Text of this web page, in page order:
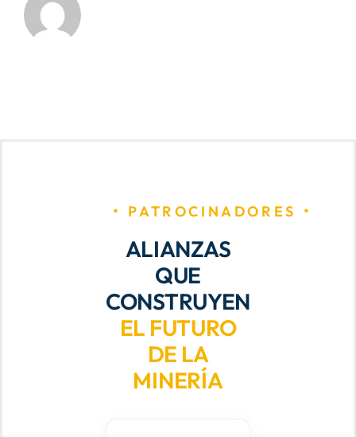
PATROCINADORES
ALIANZAS
QUE
CONSTRUYEN
EL FUTURO
DE LA
MINERÍA